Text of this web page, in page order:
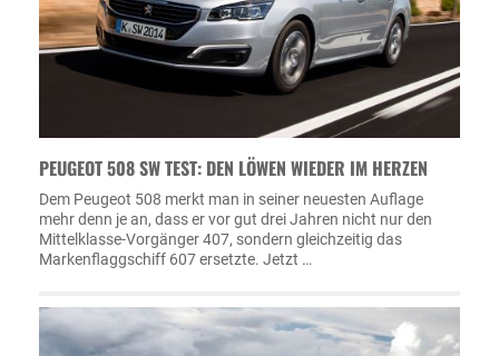
PEUGEOT 508 SW TEST: DEN LÖWEN WIEDER IM HERZEN
Dem Peugeot 508 merkt man in seiner neuesten Auflage
mehr denn je an, dass er vor gut drei Jahren nicht nur den
Mittelklasse-Vorgänger 407, sondern gleichzeitig das
Markenflaggschiff 607 ersetzte. Jetzt …